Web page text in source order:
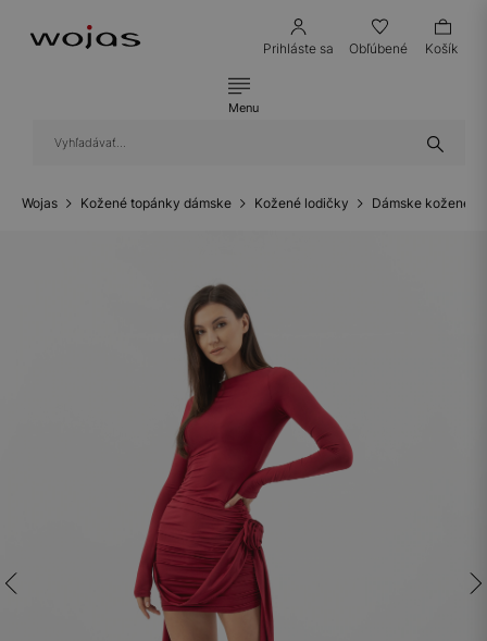
Prihláste sa Obľúbené Košík
Menu
Wojas Kožené topánky dámske Kožené lodičky Dámske kožené